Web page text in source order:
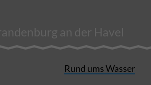
an der Havel
Rund ums Wasser